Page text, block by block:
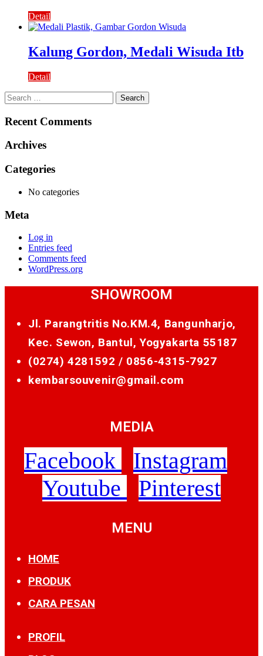
Detail
Kalung Gordon, Medali Wisuda Itb
Detail
Search
for:
Recent Comments
Archives
Categories
No categories
Meta
Log in
Entries feed
Comments feed
WordPress.org
SHOWROOM
Jl. Parangtritis No.KM.4, Bangunharjo,
Kec. Sewon, Bantul, Yogyakarta 55187
(0274) 4281592 / 0856-4315-7927
kembarsouvenir@gmail.com
MEDIA
Facebook
Instagram
Youtube
Pinterest
MENU
HOME
PRODUK
CARA PESAN
PROFIL